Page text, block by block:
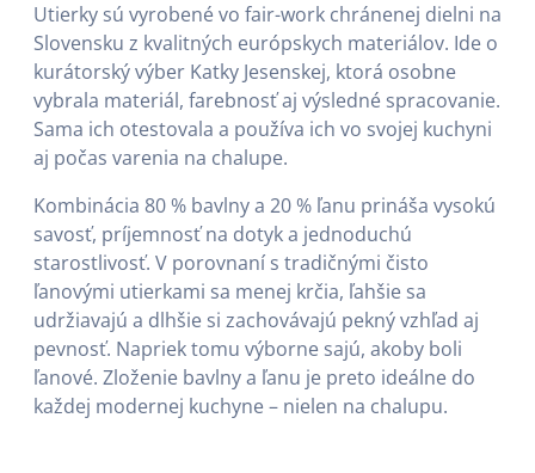
Utierky sú vyrobené vo fair-work chránenej dielni na
Slovensku z kvalitných európskych materiálov. Ide o
kurátorský výber Katky Jesenskej, ktorá osobne
vybrala materiál, farebnosť aj výsledné spracovanie.
Sama ich otestovala a používa ich vo svojej kuchyni
aj počas varenia na chalupe.
Kombinácia 80 % bavlny a 20 % ľanu prináša vysokú
savosť, príjemnosť na dotyk a jednoduchú
starostlivosť. V porovnaní s tradičnými čisto
ľanovými utierkami sa menej krčia, ľahšie sa
udržiavajú a dlhšie si zachovávajú pekný vzhľad aj
pevnosť. Napriek tomu výborne sajú, akoby boli
ľanové. Zloženie bavlny a ľanu je preto ideálne do
každej modernej kuchyne – nielen na chalupu.